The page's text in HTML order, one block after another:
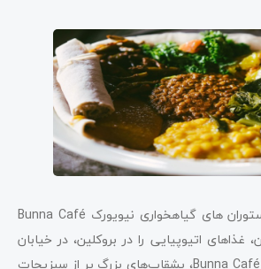
یکی دیگر از بهترین رستوران ‌های گیاهخواری نیویورک Bunna Café
غذاهای اتیوپیایی را در بروکلین، در خیابان
Flushing ارائه می‌کند. Bunna Café، بشقاب‌های بزرگ پر از سبزیجات